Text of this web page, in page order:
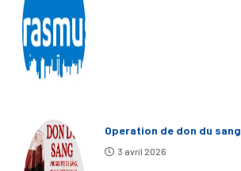
Operation de don du sang
3 avril 2026